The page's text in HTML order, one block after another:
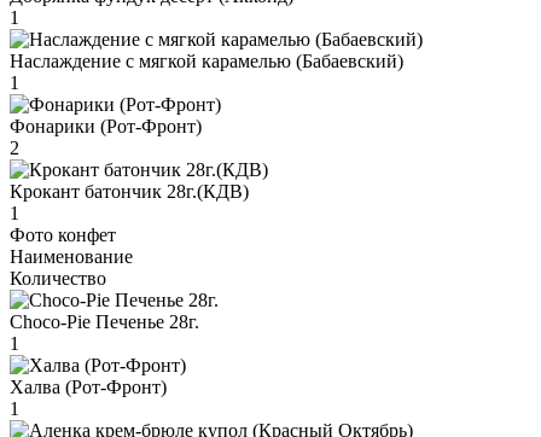
1
Наслаждение с мягкой карамелью (Бабаевский)
1
Фонарики (Рот-Фронт)
2
Крокант батончик 28г.(КДВ)
1
Фото конфет
Наименование
Количество
Choco-Pie Печенье 28г.
1
Халва (Рот-Фронт)
1